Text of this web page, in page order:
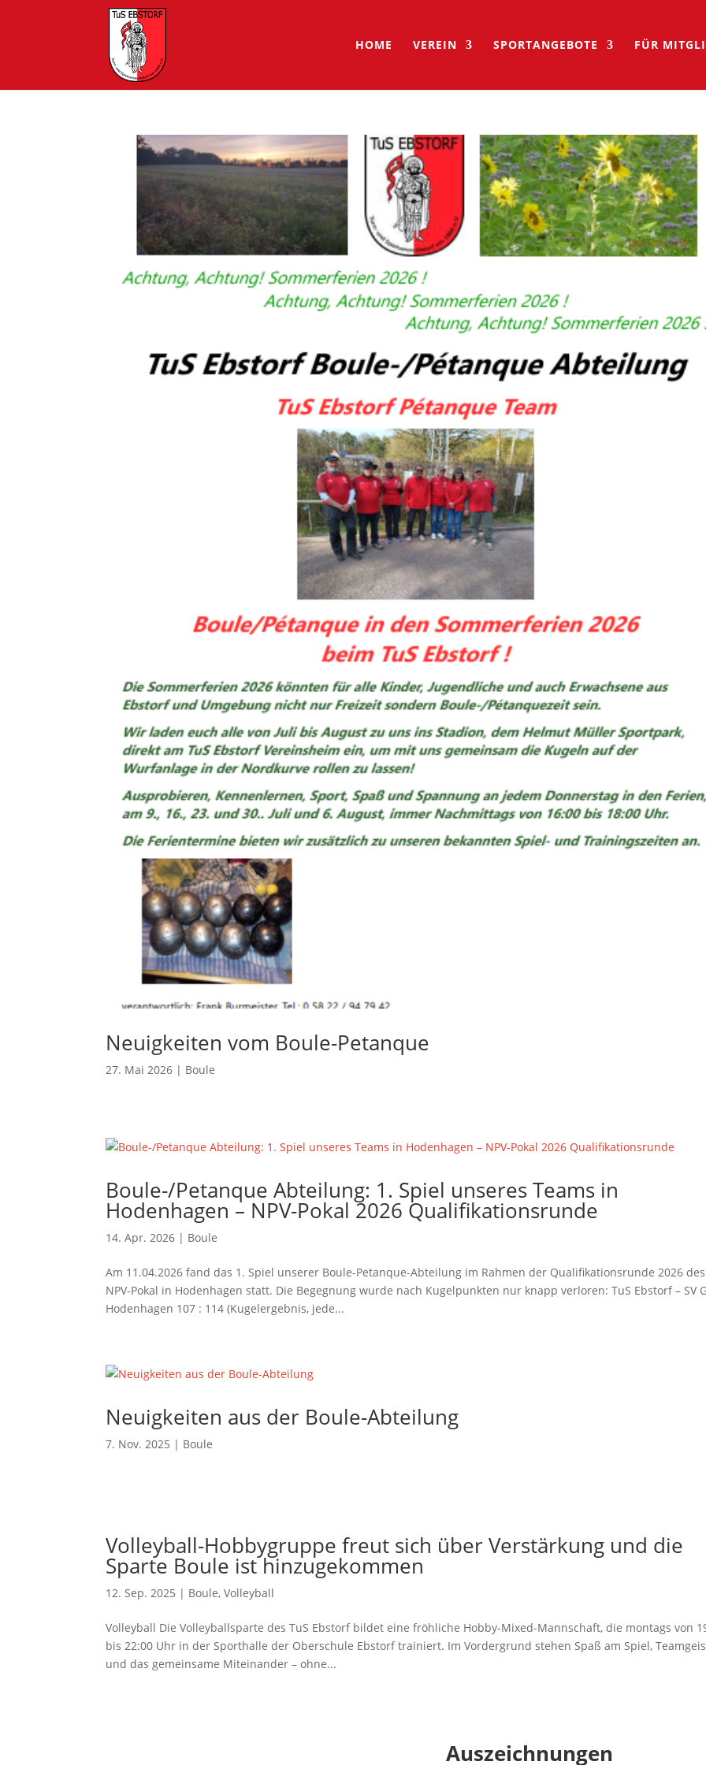
HOME VEREIN SPORTANGEBOTE FÜR
Neuigkeiten vom Boule-Petanque
27. Mai 2026 | Boule
Boule-/Petanque Abteilung: 1. Spiel unseres Teams in
Hodenhagen – NPV-Pokal 2026 Qualifikationsrunde
14. Apr. 2026 | Boule
Am 11.04.2026 fand das 1. Spiel unserer Boule-Petanque-Abteilung im Rahmen der Qualifikationsrunde 2026 des
NPV-Pokal in Hodenhagen statt. Die Begegnung wurde nach Kugelpunkten nur knapp verloren: TuS Ebstorf – SV
Hodenhagen 107 : 114 (Kugelergebnis, jede...
Neuigkeiten aus der Boule-Abteilung
7. Nov. 2025 | Boule
Volleyball-Hobbygruppe freut sich über Verstärkung und die
Sparte Boule ist hinzugekommen
12. Sep. 2025 | Boule,Volleyball
Volleyball Die Volleyballsparte des TuS Ebstorf bildet eine fröhliche Hobby-Mixed-Mannschaft, die montags von
bis 22:00 Uhr in der Sporthalle der Oberschule Ebstorf trainiert. Im Vordergrund stehen Spaß am Spiel,
und das gemeinsame Miteinander – ohne...
Auszeichnungen